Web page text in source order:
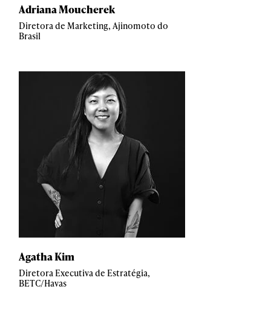
Adriana Moucherek
Diretora de Marketing, Ajinomoto do
Brasil
Agatha Kim
Diretora Executiva de Estratégia,
BETC/Havas